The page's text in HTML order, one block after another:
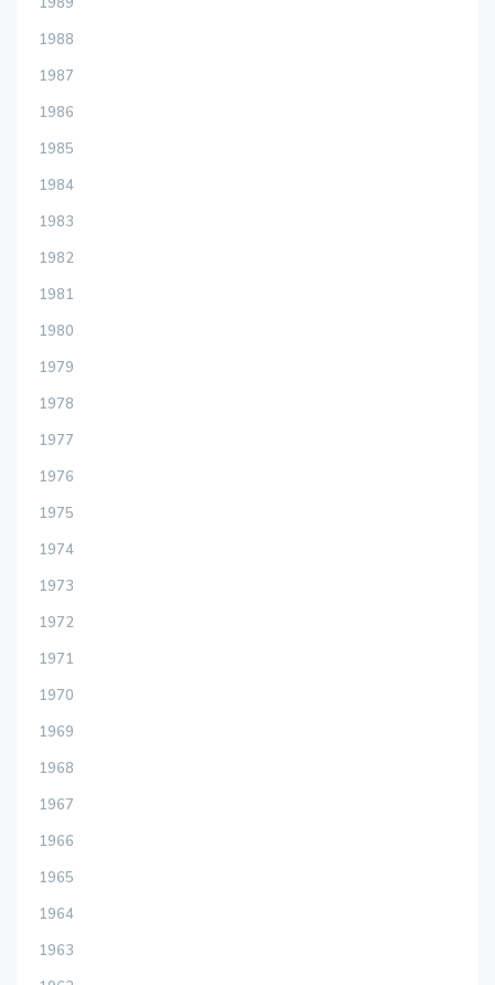
1988
1987
1986
1985
1984
1983
1982
1981
1980
1979
1978
1977
1976
1975
1974
1973
1972
1971
1970
1969
1968
1967
1966
1965
1964
1963